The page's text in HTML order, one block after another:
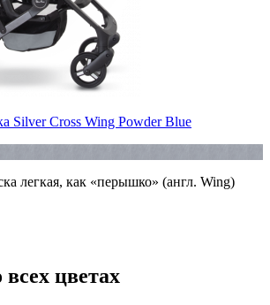
Silver Cross Wing Powder Blue
легкая, как «перышко» (англ. Wing)
цветах